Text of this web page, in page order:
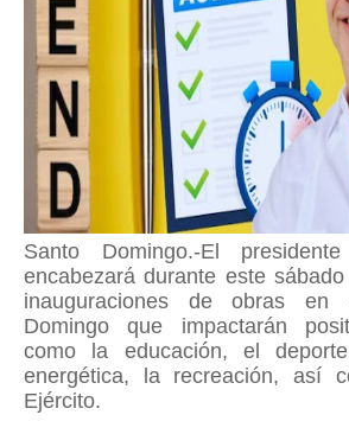
Santo Domingo.-El
encabezará durante este
inauguraciones de obras
Domingo que impactarán
como la educación, el
energética, la recreación, así
Ejército.